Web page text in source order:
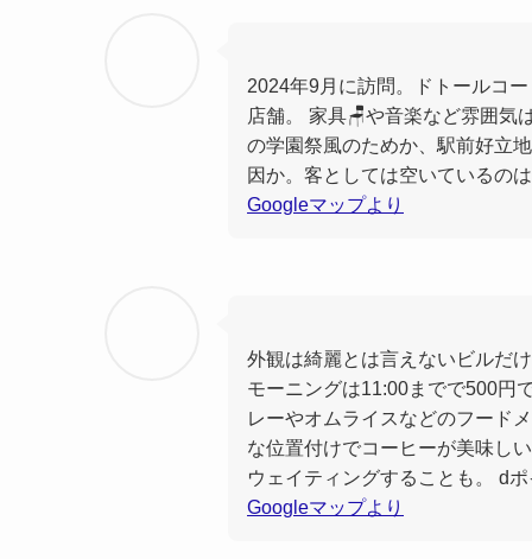
2024年9月に訪問。ドトールコ
店舗。 家具🪑や音楽など雰囲気
の学園祭風のためか、駅前好立
因か。客としては空いているの
Googleマップより
外観は綺麗とは言えないビルだ
モーニングは11:00までで500円
レーやオムライスなどのフード
な位置付けでコーヒーが美味し
ウェイティングすることも。 d
Googleマップより